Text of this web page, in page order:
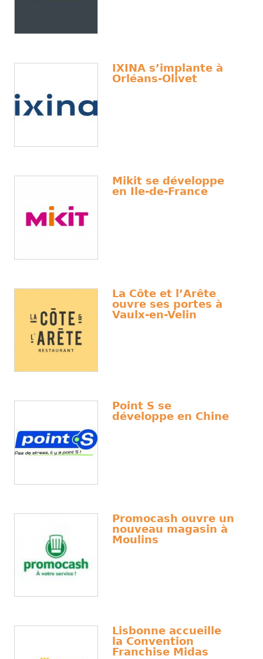
IXINA s’implante à
Orléans-Olivet
Mikit se développe
en Ile-de-France
La Côte et l’Arête
ouvre ses portes à
Vaulx-en-Velin
Point S se
développe en Chine
Promocash ouvre un
nouveau magasin à
Moulins
Lisbonne accueille
la Convention
Franchise Midas